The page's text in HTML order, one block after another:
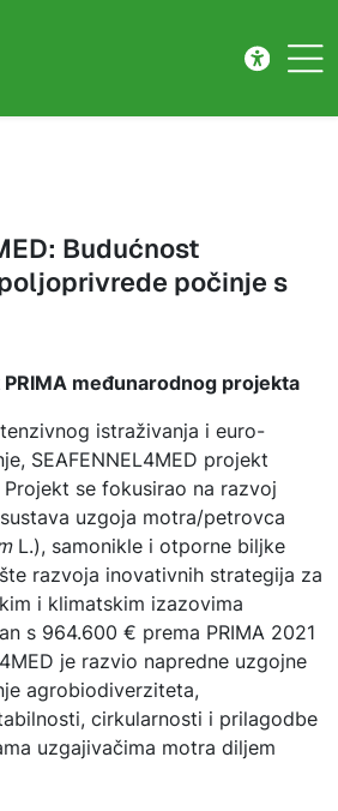
Budućnost
počinje s
međunarodnog projekta
istraživanja i euro-
SEAFENNEL4MED projekt
se fokusirao na razvoj
uzgoja motra/petrovca
L.), samonikle i otporne biljke
razvoja inovativnih strategija za
i klimatskim izazovima
s 964.600 € prema PRIMA 2021
je razvio napredne uzgojne
agrobiodiverziteta,
cirkularnosti i prilagodbe
uzgajivačima motra diljem